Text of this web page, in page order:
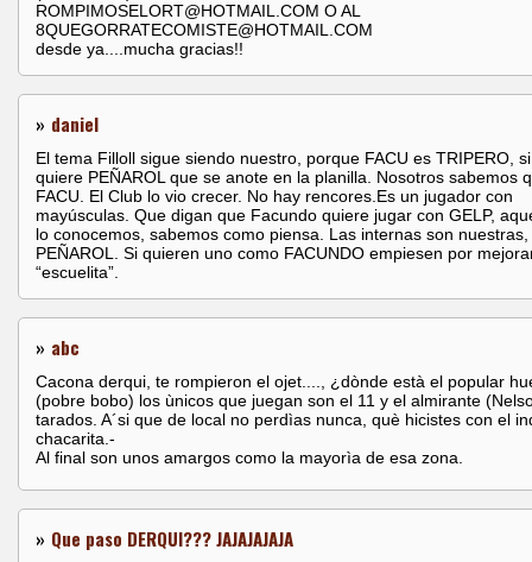
ROMPIMOSELORT@HOTMAIL.COM O AL
8QUEGORRATECOMISTE@HOTMAIL.COM
desde ya....mucha gracias!!
» daniel
El tema Filloll sigue siendo nuestro, porque FACU es TRIPERO,
quiere PEÑAROL que se anote en la planilla. Nosotros sabemos
FACU. El Club lo vio crecer. No hay rencores.Es un jugador con
mayúsculas. Que digan que Facundo quiere jugar con GELP,
lo conocemos, sabemos como piensa. Las internas son
PEÑAROL. Si quieren uno como FACUNDO empiesen por
“escuelita”.
» abc
Cacona derqui, te rompieron el ojet...., ¿dònde està el popular
(pobre bobo) los ùnicos que juegan son el 11 y el almirante
tarados. A´si que de local no perdìas nunca, què hicistes con el
chacarita.-
Al final son unos amargos como la mayorìa de esa zona.
» Que paso DERQUI??? JAJAJAJAJA